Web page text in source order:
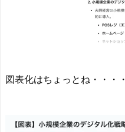
図表化はちょっとね・・・・